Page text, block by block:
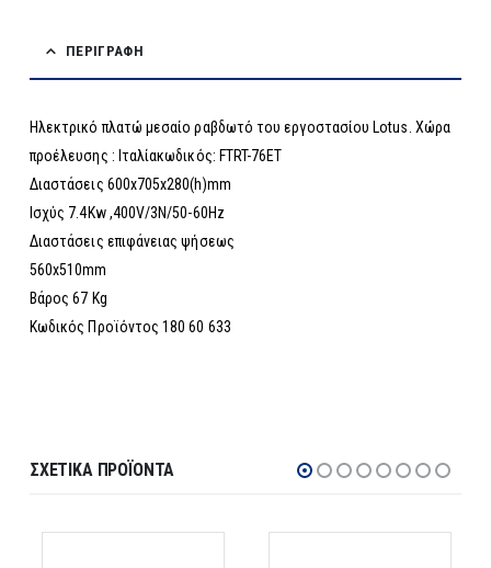
ΠΕΡΙΓΡΑΦΉ
Ηλεκτρικό πλατώ μεσαίο ραβδωτό του εργοστασίου Lotus. Χώρα
προέλευσης : Ιταλίακωδικός: FTRT-76ET
Διαστάσεις 600x705x280(h)mm
Ισχύς 7.4Kw ,400V/3N/50-60Hz
Διαστάσεις επιφάνειας ψήσεως
560x510mm
Βάρος 67 Kg
Κωδικός Προϊόντος 180 60 633
ΣΧΕΤΙΚΆ ΠΡΟΪΌΝΤΑ